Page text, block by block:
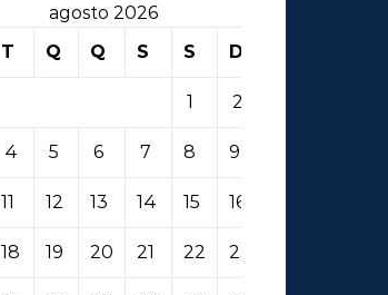
agosto 2026
T Q Q S S D
1 2
4 5 6 7 8 9
11 12 13 14 15 16
18 19 20 21 22 23